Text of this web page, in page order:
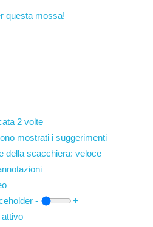
questa mossa!
2 volte
mostrati i suggerimenti
della scacchiera: veloce
-
+